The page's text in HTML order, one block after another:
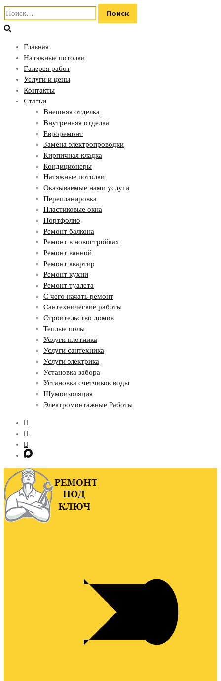
Найти:
Главная
Натяжные потолки
Галерея работ
Услуги и цены
Контакты
Статьи
Внешняя отделка
Внутренняя отделка
Евроремонт
Замена электропроводки
Кирпичная кладка
Кондиционеры
Натяжные потолки
Оказываемые нами услуги
Перепланировка
Пластиковые окна
Портфолио
Ремонт балкона
Ремонт в новостройках
Ремонт ванной
Ремонт квартир
Ремонт кухни
Ремонт туалета
С чего начать ремонт
Сантехнические работы
Строительство домов
Теплые полы
Услуги плотника
Услуги сантехника
Услуги электрика
Установка забора
Установка счетчиков воды
Шумоизоляция
Электромонтажные Работы